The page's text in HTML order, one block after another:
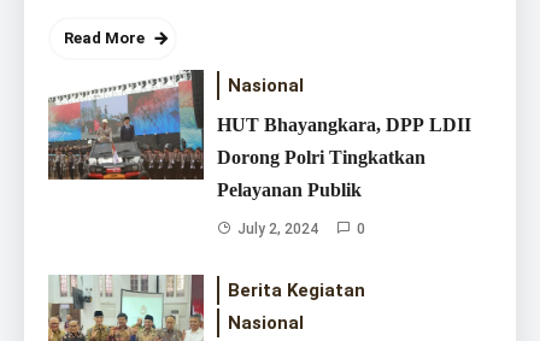
terhindar dari pengaruh negatif pergaulan. Pengajian akhir
tahun tersebut dilaksanakan di empat titik utama yang
tersebar…
January 2, 2026 1 Min Read
Read More
Nasional
HUT Bhayangkara, DPP LDII
Dorong Polri Tingkatkan
Pelayanan Publik
July 2, 2024 0
Berita Kegiatan
Nasional